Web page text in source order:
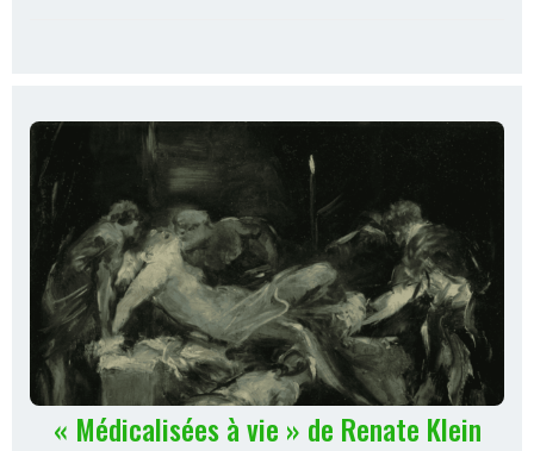
« Médicalisées à vie » de Renate Klein